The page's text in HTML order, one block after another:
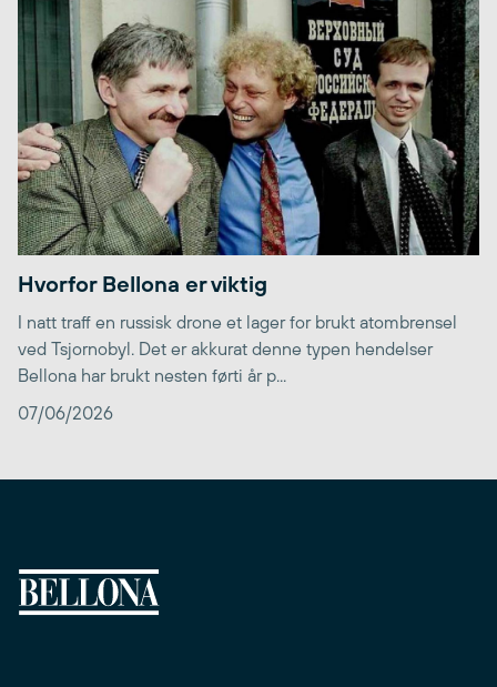
Hvorfor Bellona er viktig
I natt traff en russisk drone et lager for brukt atombrensel
ved Tsjornobyl. Det er akkurat denne typen hendelser
Bellona har brukt nesten førti år p...
07/06/2026